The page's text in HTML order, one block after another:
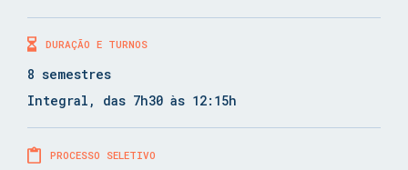
DURAÇÃO E TURNOS
8 semestres
Integral, das 7h30 às 12:15h
PROCESSO SELETIVO